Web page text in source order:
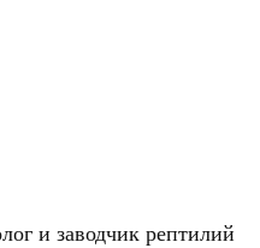
и заводчик рептилий